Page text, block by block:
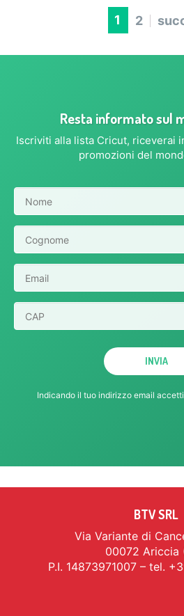
1 2
Resta informato sul
Iscriviti alla lista Cricut, riceverai
promozioni del
Indicando il tuo indirizzo email
BTV SRL
Via Variante di
00072 Ariccia
P.I. 14873971007 – tel.